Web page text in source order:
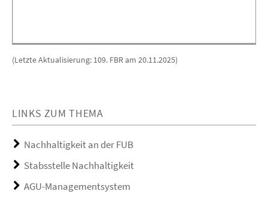
(Letzte Aktualisierung: 109. FBR am 20.11.2025)
LINKS ZUM THEMA
Nachhaltigkeit an der FUB
Stabsstelle Nachhaltigkeit
AGU-Managementsystem